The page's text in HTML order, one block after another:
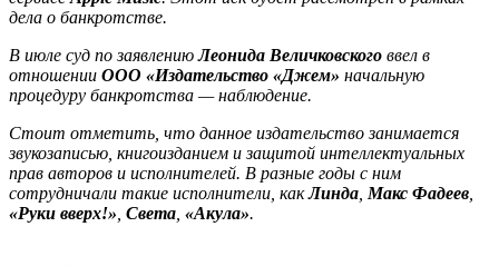
дела о банкротстве.
В июле суд по заявлениюЛеонида Величковского ввел в
отношении ООО «Издательство «Джем» начальную
процедуру банкротства — наблюдение.
Стоит отметить, что данное издательство занимается
звукозаписью, книгоизданием и защитой интеллектуальных
прав авторов и исполнителей. В разные годы с ним
сотрудничали такие исполнители, какЛинда Макс Фадеев
«Руки вверх!» Света «Акула».